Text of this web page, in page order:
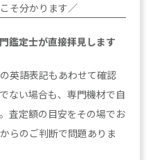
そ分かります／
鑑定士が直接拝見します
英語表記もあわせて確認
ない場合も、専門機材で自
査定額の目安をその場でお
らのご判断で問題ありま